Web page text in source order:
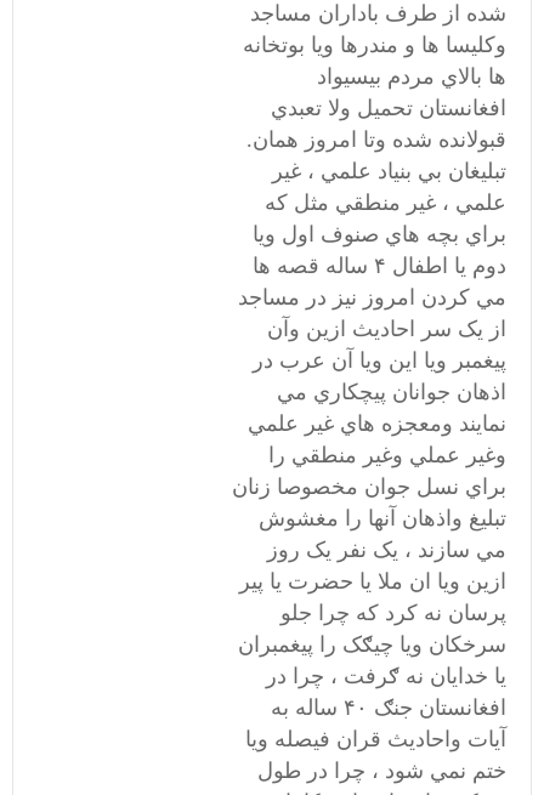
شده از طرف باداران مساجد
وکليسا ها و مندرها ويا بوتخانه
ها بالاي مردم بيسيواد
افغانستان تحميل ولا تعبدي
قبولانده شده وتا امروز همان.
تبليغان بي بنياد علمي ، غير
علمي ، غير منطقي مثل که
براي بچه هاي صنوف اول ويا
دوم يا اطفال ۴ ساله قصه ها
مي کردن امروز نيز در مساجد
از يک سر احاديث ازين وآن
پيغمبر ويا اين ويا آن عرب در
اذهان جوانان پيچکاري مي
نمايند ومعجزه هاي غير علمي
وغير عملي وغير منطقي را
براي نسل جوان مخصوصا زنان
تبليغ واذهان آنها را مغشوش
مي سازند ، يک نفر يک روز
ازين ويا ان ملا يا حضرت يا پير
پرسان نه کرد که چرا جلو
سرخکان ويا چيګک را پيغمبران
يا خدايان نه ګرفت ، چرا در
افغانستان جنګ ۴۰ ساله به
آيات واحاديث قران فيصله ويا
ختم نمي شود ، چرا در طول